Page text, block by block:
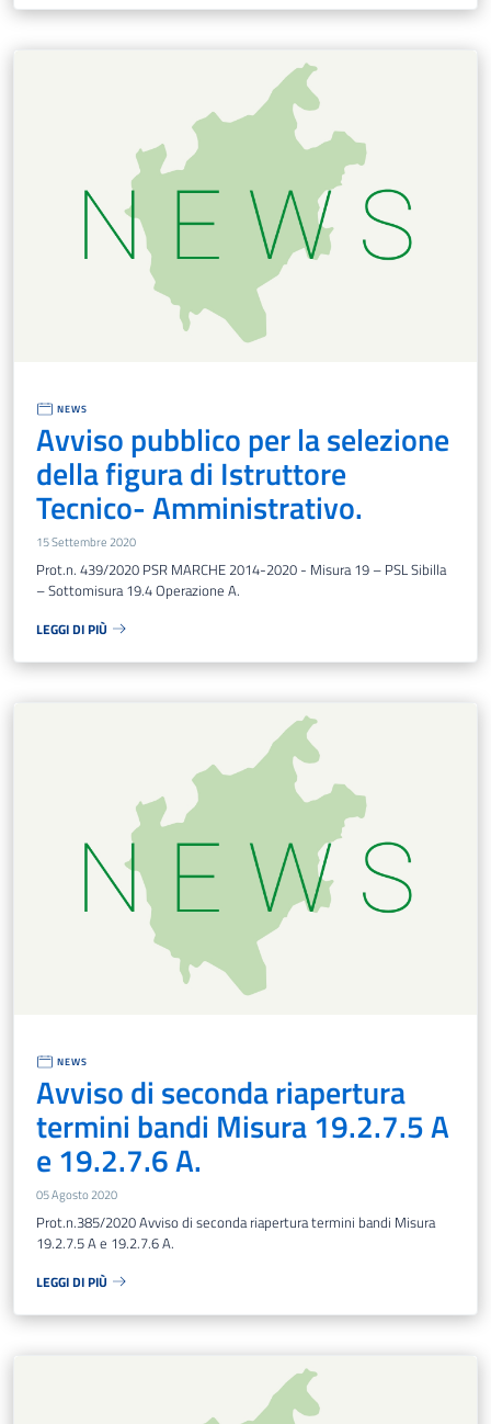
NEWS
Avviso pubblico per la selezione
della figura di Istruttore
Tecnico- Amministrativo.
15 Settembre 2020
Prot.n. 439/2020 PSR MARCHE 2014-2020 - Misura 19 – PSL Sibilla
– Sottomisura 19.4 Operazione A.
LEGGI DI PIÙ
NEWS
Avviso di seconda riapertura
termini bandi Misura 19.2.7.5 A
e 19.2.7.6 A.
05 Agosto 2020
Prot.n.385/2020 Avviso di seconda riapertura termini bandi Misura
19.2.7.5 A e 19.2.7.6 A.
LEGGI DI PIÙ